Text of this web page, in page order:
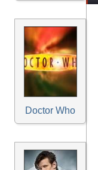
Doctor Who